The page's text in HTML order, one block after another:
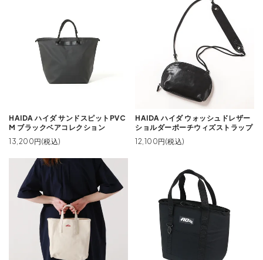
HAIDA ハイダ サンドスピットPVC
M ブラックベアコレクション
13,200円(税込)
HAIDA ハイダ ウォッシュドレザー
ショルダーポーチウィズストラップ
12,100円(税込)